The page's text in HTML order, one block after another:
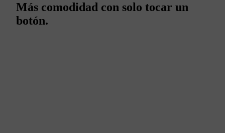
Más comodidad con solo tocar un
botón.